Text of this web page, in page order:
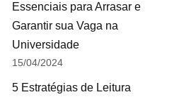
Essenciais para Arrasar e
Garantir sua Vaga na
Universidade
15/04/2024
5 Estratégias de Leitura